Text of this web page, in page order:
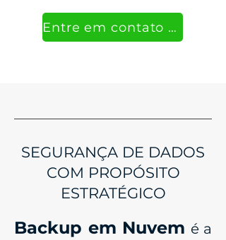
Entre em contato para conhecer as melhores soluções para o perfil de sua empresa.
SEGURANÇA DE DADOS
COM PROPÓSITO
ESTRATÉGICO
Backup em Nuvem é a